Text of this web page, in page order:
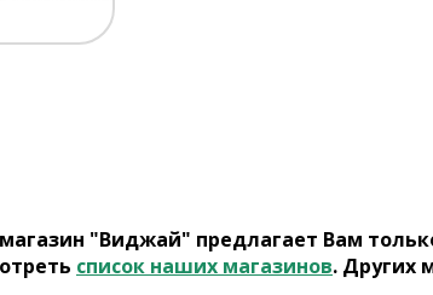
"Виджай" предлагает Вам
список наших магазинов. Других